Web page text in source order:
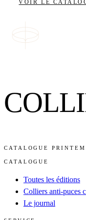
VOIR LE
CATALOGUE
CATALOGUE
Toutes les éditions
Colliers anti-puces
Le journal